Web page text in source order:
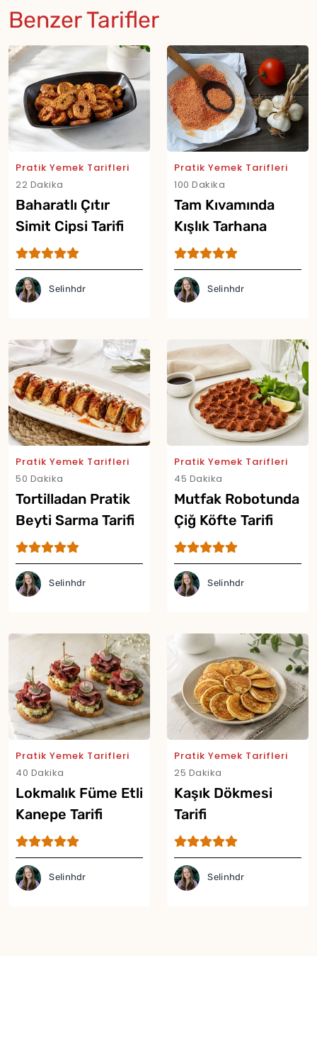
Benzer Tarifler
Pratik Yemek Tarifleri
22 Dakika
Baharatlı Çıtır
Simit Cipsi Tarifi
Selinhdr
Pratik Yemek Tarifleri
100 Dakika
Tam Kıvamında
Kışlık Tarhana
Tarifi
Selinhdr
Pratik Yemek Tarifleri
50 Dakika
Tortilladan Pratik
Beyti Sarma Tarifi
Selinhdr
Pratik Yemek Tarifleri
45 Dakika
Mutfak Robotunda
Çiğ Köfte Tarifi
Selinhdr
Pratik Yemek Tarifleri
40 Dakika
Lokmalık Füme Etli
Kanepe Tarifi
Selinhdr
Pratik Yemek Tarifleri
25 Dakika
Kaşık Dökmesi
Tarifi
Selinhdr